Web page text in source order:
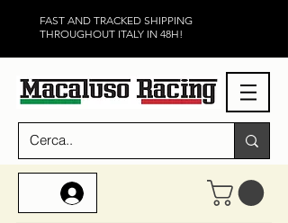
FAST AND TRACKED SHIPPING
THROUGHOUT ITALY IN 48H!